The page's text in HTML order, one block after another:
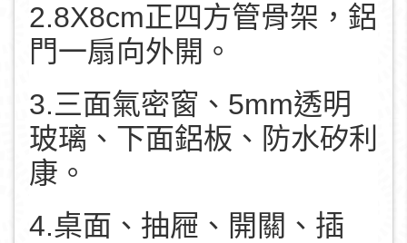
2.8X8cm正四方管骨架，鋁
門一扇向外開。
3.三面氣密窗、5mm透明
玻璃、下面鋁板、防水矽利
康。
4.桌面、抽屜、開關、插